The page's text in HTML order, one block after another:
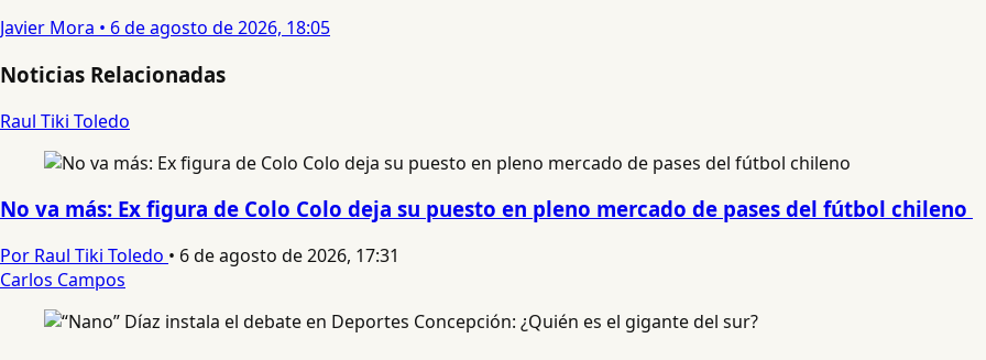
Javier Mora • 6 de agosto de 2026, 18:05
Noticias Relacionadas
Raul Tiki Toledo
No va más: Ex figura de Colo Colo deja su puesto en pleno mercado de pases del fútbol chileno
Por Raul Tiki Toledo • 6 de agosto de 2026, 17:31
Carlos Campos